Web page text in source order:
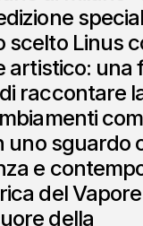
scelto Linus
artistico: una
raccontare
uno sguardo
e
del
della